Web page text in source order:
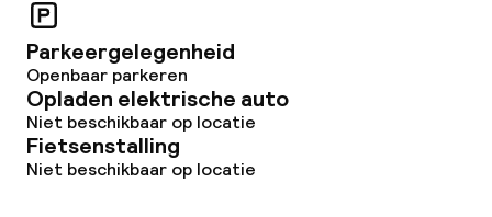
Parkeergelegenheid
Openbaar parkeren
Opladen elektrische auto
Niet beschikbaar op locatie
Fietsenstalling
Niet beschikbaar op locatie